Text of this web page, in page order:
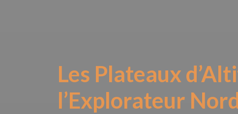
Les Plateaux
l’Explorateur